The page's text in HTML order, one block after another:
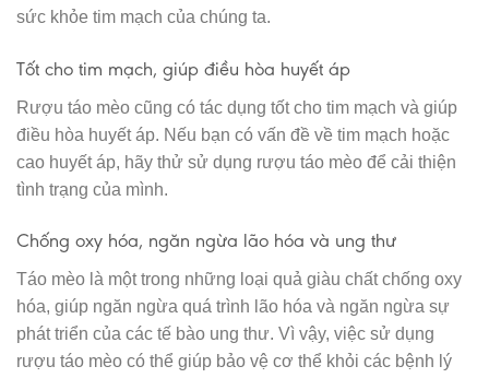
sức khỏe tim mạch của chúng ta.
Tốt cho tim mạch, giúp điều hòa huyết áp
Rượu táo mèo cũng có tác dụng tốt cho tim mạch và giúp
điều hòa huyết áp. Nếu bạn có vấn đề về tim mạch hoặc
cao huyết áp, hãy thử sử dụng rượu táo mèo để cải thiện
tình trạng của mình.
Chống oxy hóa, ngăn ngừa lão hóa và ung thư
Táo mèo là một trong những loại quả giàu chất chống oxy
hóa, giúp ngăn ngừa quá trình lão hóa và ngăn ngừa sự
phát triển của các tế bào ung thư. Vì vậy, việc sử dụng
rượu táo mèo có thể giúp bảo vệ cơ thể khỏi các bệnh lý